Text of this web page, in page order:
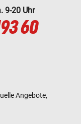
9-20 Uhr
60
Angebote,